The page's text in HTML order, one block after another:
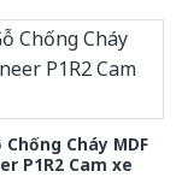
Chống Cháy MDF
P1R2 Cam xe